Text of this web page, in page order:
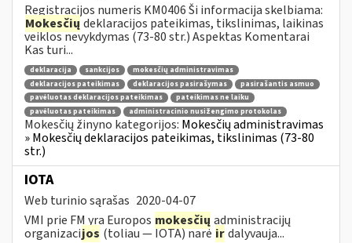
Registracijos numeris KM0406 Ši informacija skelbiama:
Mokesčių deklaracijos pateikimas, tikslinimas, laikinas
veiklos nevykdymas (73-80 str.) Aspektas Komentarai
Kas turi...
deklaracija sankcijos
mokesčių administravimas
deklaracijos pateikimas
deklaracijos pasirašymas
pasirašantis asmuo
pavėluotas deklaracijos pateikimas
pateikimas ne laiku
pavėluotas pateikimas
administracinio nusižengimo protokolas
Mokesčių žinyno kategorijos: Mokesčių administravimas
» Mokesčių deklaracijos pateikimas, tikslinimas (73-80
str.)
IOTA
Web turinio sąrašas 2020-04-07
VMI prie FM yra Europos mokesčių administracijų
organizacijos (toliau — IOTA) narė irdalyvauja...